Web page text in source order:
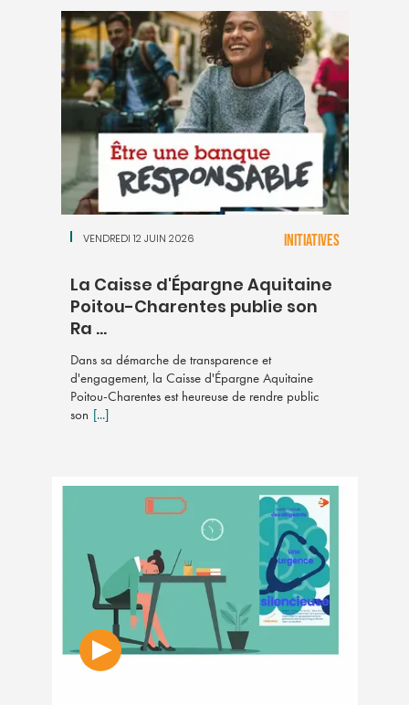
VENDREDI 12 JUIN 2026
La Caisse d'Épargne Aquitaine
Poitou-Charentes publie son
Ra ...
Dans sa démarche de transparence et
d'engagement, la Caisse d'Épargne Aquitaine
Poitou-Charentes est heureuse de rendre public
son [...]
INITIATIVES